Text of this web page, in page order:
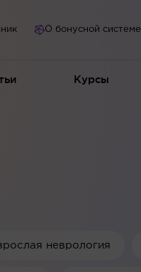
Курсы
О бонусной системе
неврология